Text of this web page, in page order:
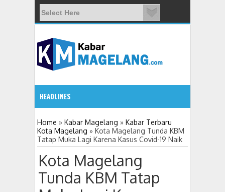
HEADLINES
09:08 AM
Wali Kota Magelang: Warga Bukan Sekadar Objek
Home » Kabar Magelang » Kabar Terbaru
Kota Magelang » Kota Magelang Tunda KBM
Tatap Muka Lagi Karena Kasus Covid-19 Naik
Kota Magelang
Tunda KBM Tatap